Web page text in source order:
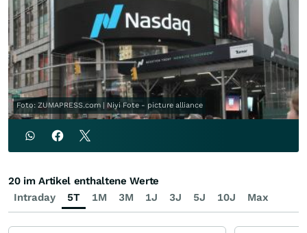
Foto: ZUMAPRESS.com | Niyi Fote - picture alliance
Intraday 5T 1M 3M 1J 3J 5J 10J Max
20 im Artikel enthaltene Werte